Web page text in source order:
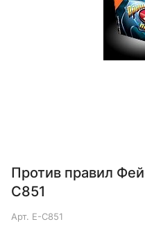
Против правил
С851
Арт. Е-С851